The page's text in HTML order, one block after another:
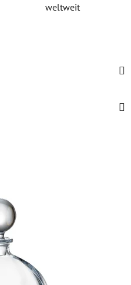
weltweit